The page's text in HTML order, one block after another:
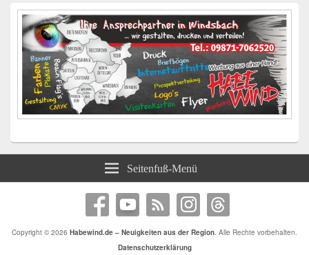
Seitenfuß-Menü
Copyright © 2026 Habewind.de – Neuigkeiten aus der Region. Alle Rechte vorbehalten.
Datenschutzerklärung